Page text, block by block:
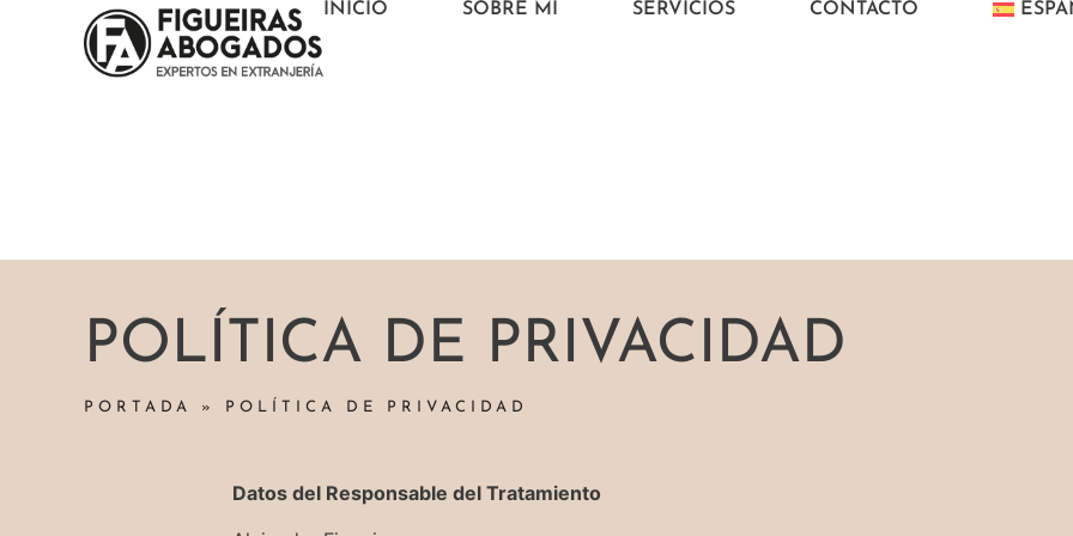
INICIO SOBRE MÍ SERVICIOS CONTACTO
POLÍTICA DE PRIVACIDAD
PORTADA » POLÍTICA DE PRIVACIDAD
Datos del Responsable del Tratamiento